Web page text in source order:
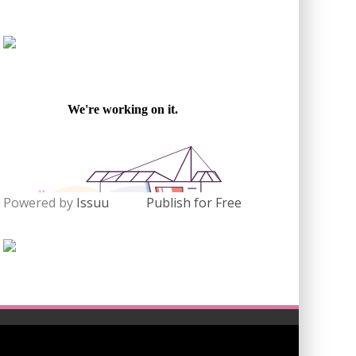
Powered by Issuu Publish for Free